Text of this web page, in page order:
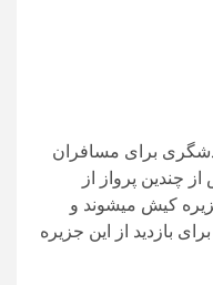
برای مسافران
چندین پرواز از
کیش میشوند و
برای بازدید از این جزیره